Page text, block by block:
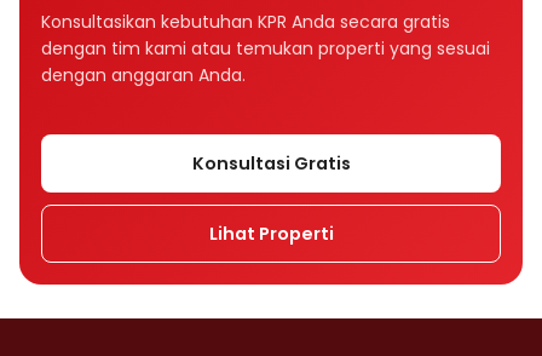
Konsultasikan kebutuhan KPR Anda secara gratis
dengan tim kami atau temukan properti yang sesuai
dengan anggaran Anda.
Konsultasi Gratis
Lihat Properti